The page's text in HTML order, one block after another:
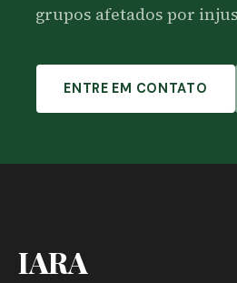
grupos afetados por
ENTRE EM CONTATO
IARA